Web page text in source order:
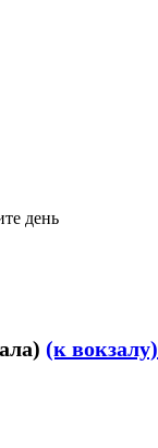
день
(к вокзалу)